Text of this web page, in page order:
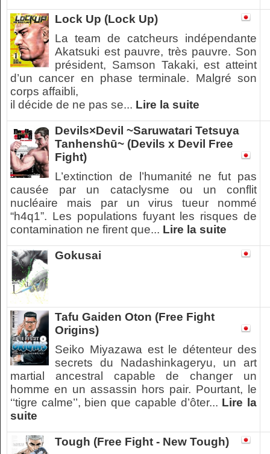
Lock Up (Lock Up)
La team de catcheurs indépendante
Akatsuki est pauvre, très pauvre. Son
président, Samson Takaki, est atteint
d’un cancer en phase terminale. Malgré son
corps affaibli,
il décide de ne pas se... Lire la suite
Devils×Devil ~Saruwatari Tetsuya
Tanhenshū~ (Devils x Devil Free
Fight)
L’extinction de l’humanité ne fut pas
causée par un cataclysme ou un conflit
nucléaire mais par un virus tueur nommé
“h4q1”. Les populations fuyant les risques de
contamination ne firent que... Lire la suite
Gokusai
Tafu Gaiden Oton (Free Fight
Origins)
Seiko Miyazawa est le détenteur des
secrets du Nadashinkageryu, un art
martial ancestral capable de changer un
homme en un assassin hors pair. Pourtant, le
‘‘tigre calme’’, bien que capable d’ôter... Lire la
suite
Tough (Free Fight - New Tough)